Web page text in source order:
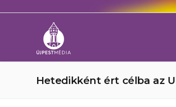
Hetedikként ért célba az